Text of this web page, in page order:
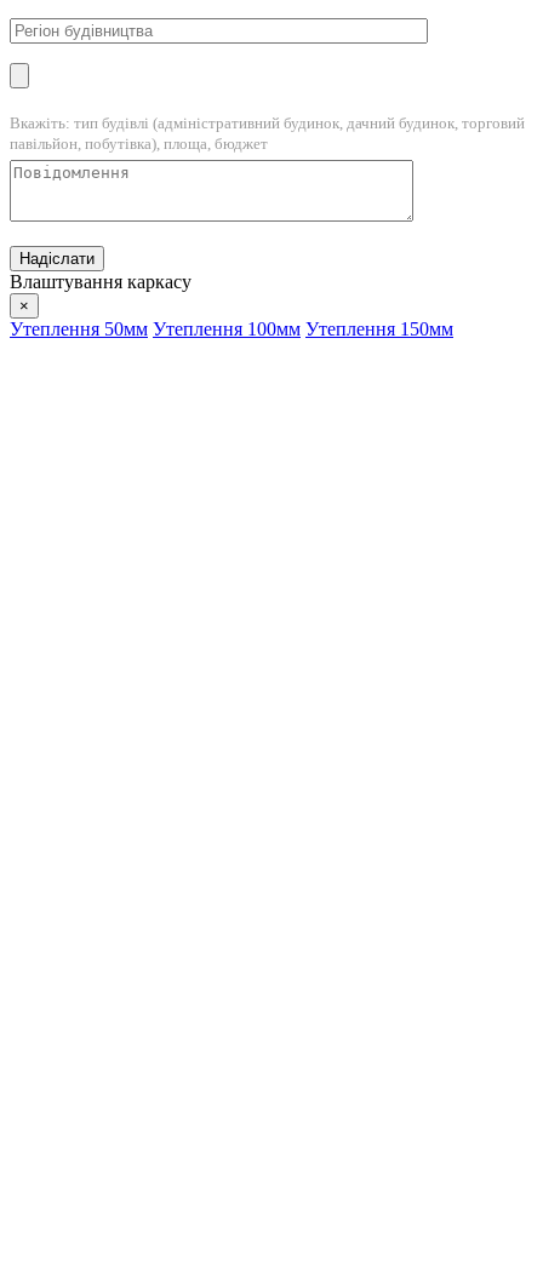
Вкажіть: тип будівлі (адміністративний будинок, дачний будинок, торговий
павільйон, побутівка), площа, бюджет
Влаштування каркасу
×
Утеплення 50мм Утеплення 100мм Утеплення 150мм